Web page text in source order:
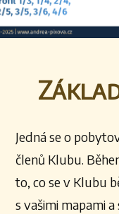
Jedná se o
členů Klubu.
to, co se v Klubu
s vašimi mapami